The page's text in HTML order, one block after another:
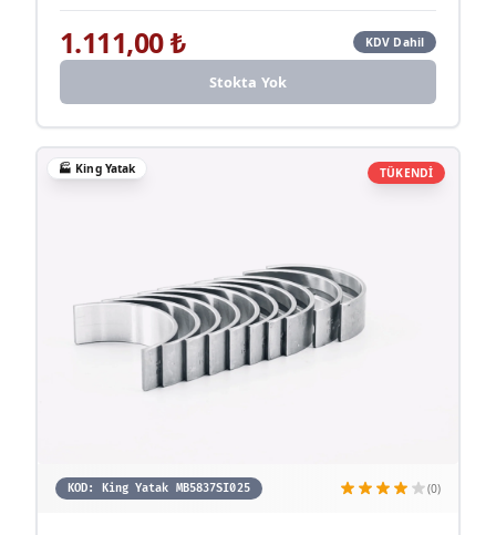
1.111,00₺ KDV Dahil
Stokta Yok
TÜKENDİ
🏭 King Yatak
KOD: King Yatak MB5837SI025 (0)